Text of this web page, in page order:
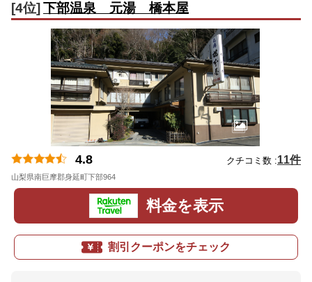
[4位] 下部温泉 元湯 橋本屋
4.8 クチコミ数 :11件
山梨県南巨摩郡身延町下部964
料金を表示
割引クーポンをチェック